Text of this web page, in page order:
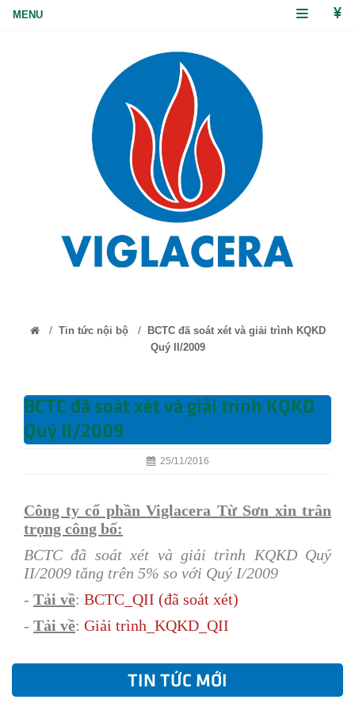
/ Tin tức nội bộ/
BCTC đã soát xét và giải trình KQKD
Quý II/2009
BCTC đã soát xét và giải trình KQKD
Quý II/2009
25/11/2016
Công ty cổ phần Viglacera Từ Sơn xin trân
trọng công bố:
BCTC đã soát xét và giải trình KQKD Quý
II/2009 tăng trên 5% so với Quý I/2009
- Tải về: BCTC_QII (đã soát xét)
- Tải về: Giải trình_KQKD_QII
TIN TỨC MỚI